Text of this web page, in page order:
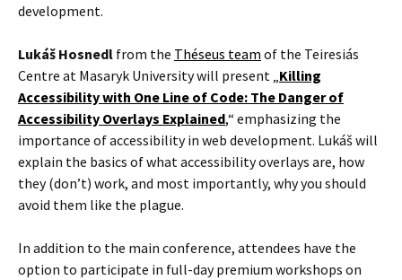
development.
Lukáš Hosnedl from the Théseus team of the Teiresiás
Centre at Masaryk University will present „ Killing
Accessibility with One Line of Code: The Danger of
Accessibility Overlays Explained,“ emphasizing the
importance of accessibility in web development. Lukáš will
explain the basics of what accessibility overlays are, how
they (don’t) work, and most importantly, why you should
avoid them like the plague.
In addition to the main conference, attendees have the
option to participate in full-day premium workshops on